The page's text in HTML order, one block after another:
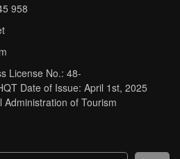
958
License No.: 48-
Date of Issue: April 1st, 2025
of Tourism